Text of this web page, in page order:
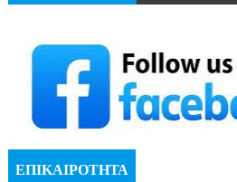
ΕΠΙΚΑΙΡΟΤΗΤΑ